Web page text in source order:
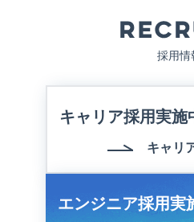
採用情
キャリア採用実施
キャリ
エンジニア採用実